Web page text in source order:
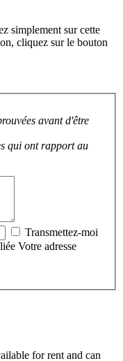
simplement sur cette
cliquez sur le bouton
avant d'être
qui ont rapport au
Transmettez-moi
Votre adresse
for rent and can